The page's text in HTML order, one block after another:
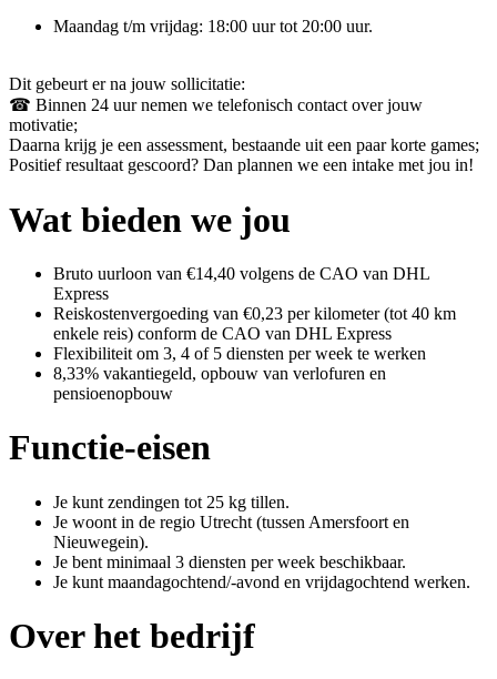
Maandag t/m vrijdag: 18:00 uur tot 20:00 uur.
Dit gebeurt er na jouw sollicitatie:
☎ Binnen 24 uur nemen we telefonisch contact over jouw
motivatie;
Daarna krijg je een assessment, bestaande uit een paar korte games;
Positief resultaat gescoord? Dan plannen we een intake met jou in!
Wat bieden we jou
Bruto uurloon van €14,40 volgens de CAO van DHL
Express
Reiskostenvergoeding van €0,23 per kilometer (tot 40 km
enkele reis) conform de CAO van DHL Express
Flexibiliteit om 3, 4 of 5 diensten per week te werken
8,33% vakantiegeld, opbouw van verlofuren en
pensioenopbouw
Functie-eisen
Je kunt zendingen tot 25 kg tillen.
Je woont in de regio Utrecht (tussen Amersfoort en
Nieuwegein).
Je bent minimaal 3 diensten per week beschikbaar.
Je kunt maandagochtend/-avond en vrijdagochtend werken.
Over het bedrijf